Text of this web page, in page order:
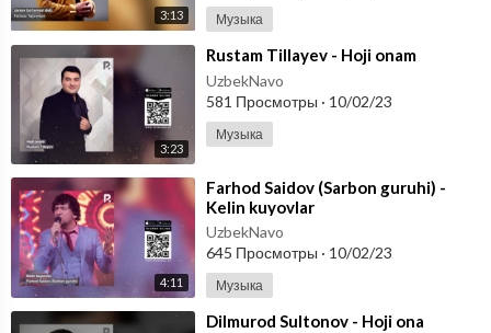
3:13 Музыка
3:23
⁣Rustam Tillayev - Hoji onam
UzbekNavo
581 Просмотры · 10/02/23
Музыка
4:11
⁣Farhod Saidov (Sarbon guruhi) -
Kelin kuyovlar
UzbekNavo
645 Просмотры · 10/02/23
Музыка
⁣Dilmurod Sultonov - Hoji ona